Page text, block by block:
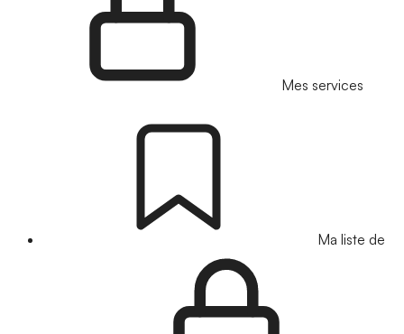
Mes services
Ma liste de